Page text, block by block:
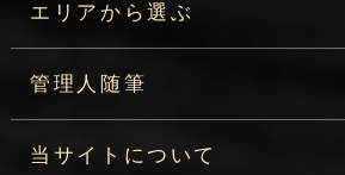
エリアから選ぶ
管理人随筆
当サイトについて